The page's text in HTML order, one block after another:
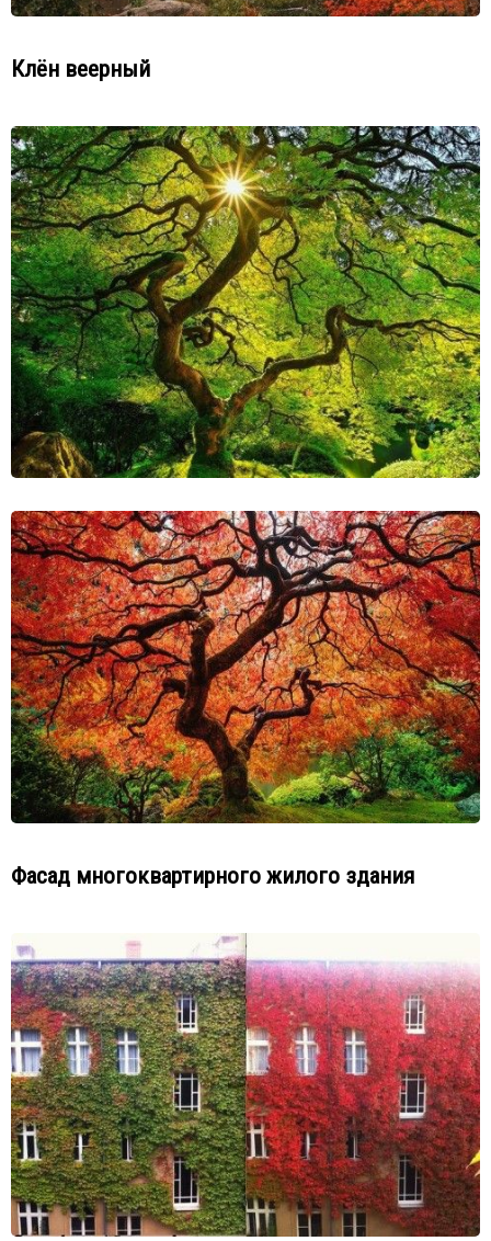
Клён веерный
Фасад многоквартирного жилого здания